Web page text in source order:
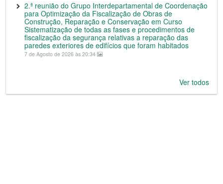
2.ª reunião do Grupo Interdepartamental de Coordenação
para Optimização da Fiscalização de Obras de
Construção, Reparação e Conservação em Curso
Sistematização de todas as fases e procedimentos de
fiscalização da segurança relativas a reparação das
paredes exteriores de edifícios que foram habitados
7 de Agosto de 2026 às 20:34
Ver todos